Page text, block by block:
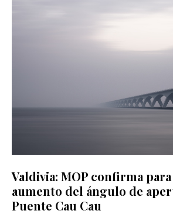
Valdivia: MOP confirma
aumento del ángulo de
Puente Cau Cau